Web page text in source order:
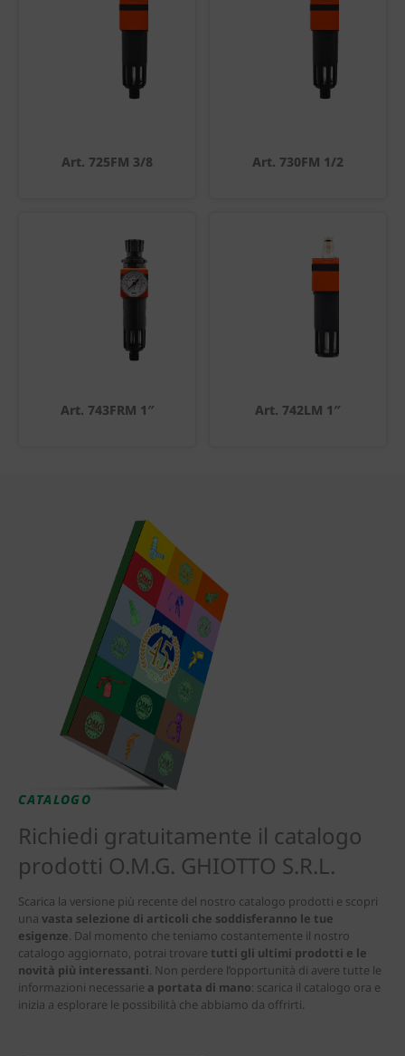
Art. 725FM 3/8 Art. 730FM 1/2
Art. 743FRM 1″ Art. 742LM 1″
CATALOGO
Richiedi gratuitamente il catalogo
prodotti O.M.G. GHIOTTO S.R.L.
Scarica la versione più recente del nostro catalogo prodotti e scopri
una vasta selezione di articoli che soddisferanno le tue
esigenze . Dal momento che teniamo costantemente il nostro
catalogo aggiornato, potrai trovare tutti gli ultimi prodotti e le
novità più interessanti . Non perdere l’opportunità di avere tutte le
informazioni necessarie a portata di mano: scarica il catalogo ora e
inizia a esplorare le possibilità che abbiamo da offrirti.